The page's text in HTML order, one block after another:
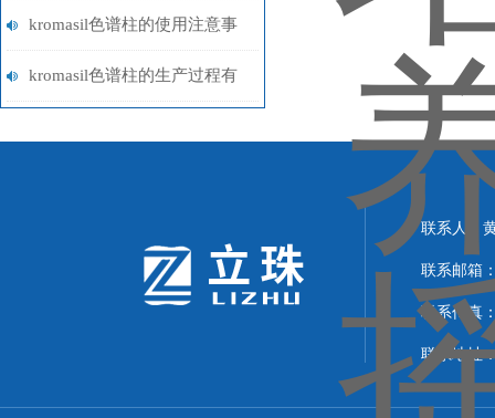
介绍
kromasil色谱柱的使用注意事
项介绍
kromasil色谱柱的生产过程有
联系人：
联系邮箱
联系传真
联系地址